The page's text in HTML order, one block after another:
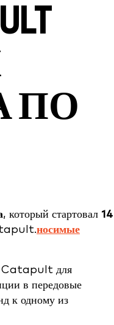
ПО
, который стартовал 14
носимые
Catapult для
в передовые
к одному из